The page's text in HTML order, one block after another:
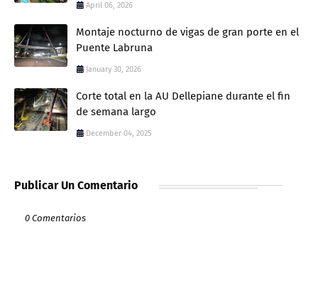
April 06, 2026
Montaje nocturno de vigas de gran porte en el
Puente Labruna
January 30, 2026
Corte total en la AU Dellepiane durante el fin
de semana largo
December 04, 2025
Publicar Un Comentario
0 Comentarios